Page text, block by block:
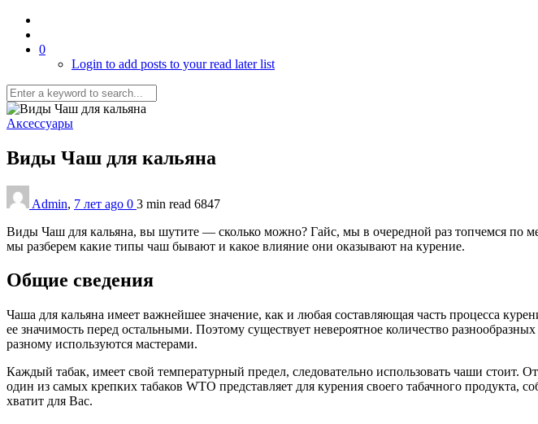
0
Login to add posts to your read later list
Аксессуары
Виды Чаш для кальяна
Admin, 7 лет ago 0 3 min read 6847
Виды Чаш для кальяна, вы шутите — сколько можно? Гайс, мы в очередной раз топчемся по
мы разберем какие типы чаш бывают и какое влияние они оказывают на курение.
Общие сведения
Чаша для кальяна имеет важнейшее значение, как и любая составляющая часть процесса
ее значимость перед остальными. Поэтому существует невероятное количество
разному используются мастерами.
Каждый табак, имеет свой температурный предел, следовательно использовать чаши стоит.
один из самых крепких табаков WTO представляет для курения своего табачного
хватит для Вас.